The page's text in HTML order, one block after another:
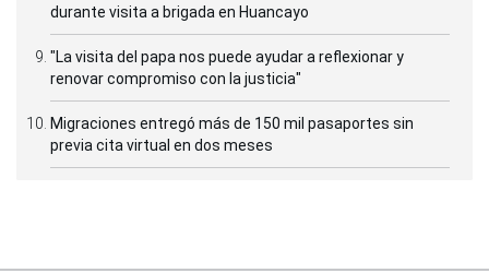
durante visita a brigada en Huancayo
"La visita del papa nos puede ayudar a reflexionar y
renovar compromiso con la justicia"
Migraciones entregó más de 150 mil pasaportes sin
previa cita virtual en dos meses